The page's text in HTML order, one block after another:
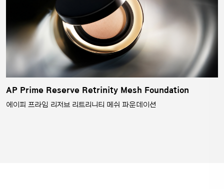
AP Prime Reserve Retrinity Mesh Foundation
에이피 프라임 리저브 리트리니티 메쉬 파운데이션